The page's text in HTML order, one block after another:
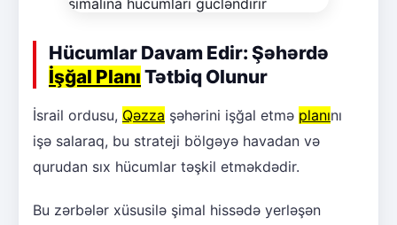
Hücumlar Davam Edir: Şəhərdə
İşğal Planı Tətbiq Olunur
İsrail ordusu, Qəzza şəhərini işğal etmə planını
işə salaraq, bu strateji bölgəyə havadan və
qurudan sıx hücumlar təşkil etməkdədir.
Bu zərbələr xüsusilə şimal hissədə yerləşən